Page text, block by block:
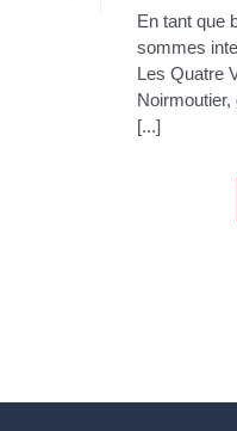
En tant que
sommes
Les Quatre
[...]